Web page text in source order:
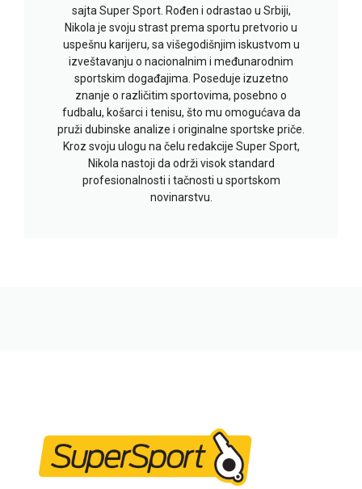
sajta Super Sport. Rođen i odrastao u Srbiji,
Nikola je svoju strast prema sportu pretvorio u
uspešnu karijeru, sa višegodišnjim iskustvom u
izveštavanju o nacionalnim i međunarodnim
sportskim događajima. Poseduje izuzetno
znanje o različitim sportovima, posebno o
fudbalu, košarci i tenisu, što mu omogućava da
pruži dubinske analize i originalne sportske priče.
Kroz svoju ulogu na čelu redakcije Super Sport,
Nikola nastoji da održi visok standard
profesionalnosti i tačnosti u sportskom
novinarstvu.